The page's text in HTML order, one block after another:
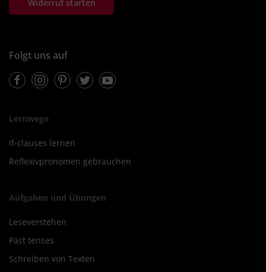
Widerruf starten
Folgt uns auf
FacebookInstagramPinterestTwitterYoutube
Lernwege
If-clauses lernen
Reflexivpronomen gebrauchen
Aufgaben und Übungen
Leseverstehen
Past tenses
Schreiben von Texten